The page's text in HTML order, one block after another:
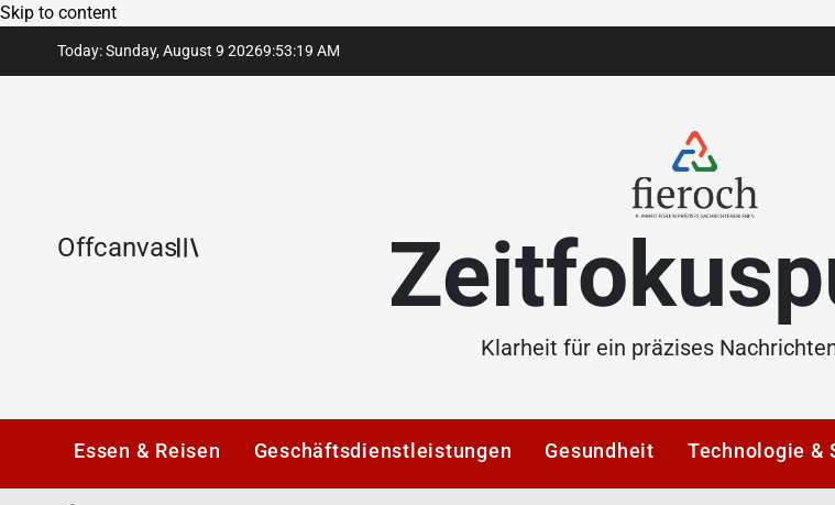
Skip to content
Today: Sunday, August 9 20269:53:19 AM
Offcanvas
Klarheit für ein präzises
Essen & Reisen Geschäftsdienstleistungen Gesundheit Technologie &